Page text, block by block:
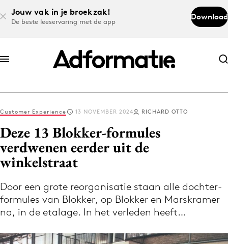
Jouw vak in je broekzak!
De beste leeservaring met de app
Download
Abonneer nu
Abonneer nu
Log in
Volg het laatste nieuws via de Adformatie
Nieuws app
Customer Experience 13 NOVEMBER 2024 RICHARD OTTO
Deze 13 Blokker-formules
verdwenen eerder uit de
winkelstraat
Door een grote reorganisatie staan alle dochter-
formules van Blokker, op Blokker en Marskramer
na, in de etalage. In het verleden heeft…